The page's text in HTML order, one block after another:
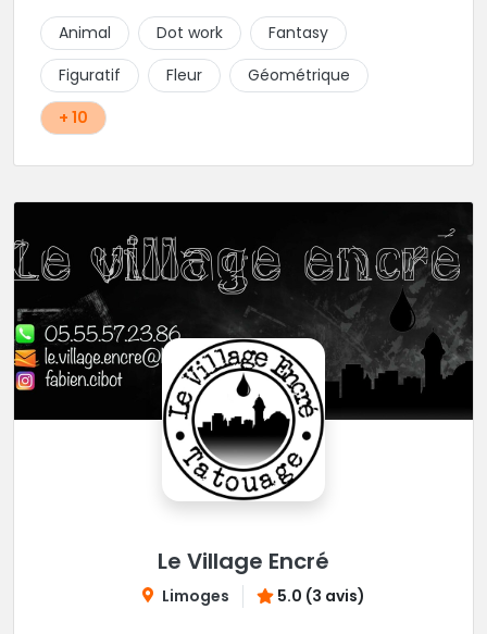
Animal Dot work
Fantasy
Figuratif
Fleur
Géométrique
+ 10
Le Village Encré
Limoges 5.0 (3 avis)